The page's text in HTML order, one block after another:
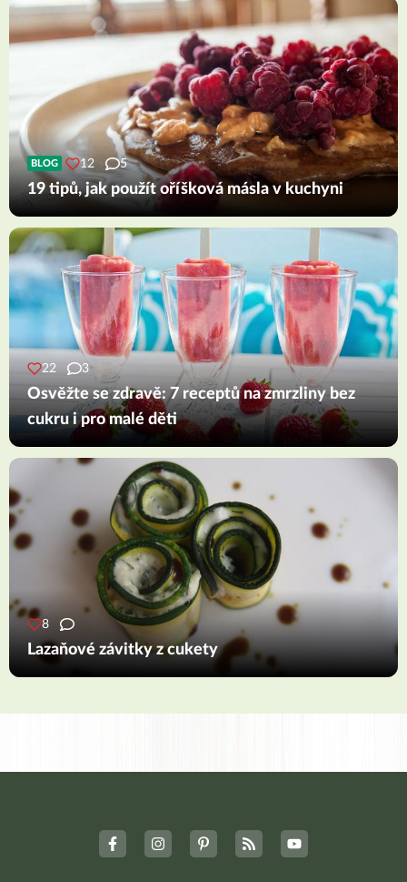
BLOG 12 5
19 tipů, jak použít oříšková másla v kuchyni
22 3
Osvěžte se zdravě: 7 receptů na zmrzliny bez
cukru i pro malé děti
8
Lazaňové závitky z cukety